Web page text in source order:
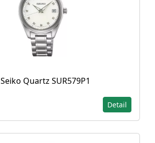
Seiko Quartz SUR579P1
Detail